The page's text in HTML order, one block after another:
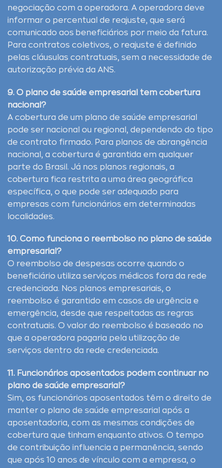
negociação com a operadora. A operadora deve
informar o percentual de reajuste, que será
comunicado aos beneficiários por meio da fatura.
Para contratos coletivos, o reajuste é definido
pelas cláusulas contratuais, sem a necessidade de
autorização prévia da ANS.
9. O plano de saúde empresarial tem cobertura
nacional?
A cobertura de um plano de saúde empresarial
pode ser nacional ou regional, dependendo do tipo
de contrato firmado. Para planos de abrangência
nacional, a cobertura é garantida em qualquer
parte do Brasil. Já nos planos regionais, a
cobertura fica restrita a uma área geográfica
específica, o que pode ser adequado para
empresas com funcionários em determinadas
localidades.
10. Como funciona o reembolso no plano de saúde
empresarial?
O reembolso de despesas ocorre quando o
beneficiário utiliza serviços médicos fora da rede
credenciada. Nos planos empresariais, o
reembolso é garantido em casos de urgência e
emergência, desde que respeitadas as regras
contratuais. O valor do reembolso é baseado no
que a operadora pagaria pela utilização de
serviços dentro da rede credenciada.
11. Funcionários aposentados podem continuar no
plano de saúde empresarial?
Sim, os funcionários aposentados têm o direito de
manter o plano de saúde empresarial após a
aposentadoria, com as mesmas condições de
cobertura que tinham enquanto ativos. O tempo
de contribuição influencia a permanência, sendo
que após 10 anos de vínculo com a empresa, o